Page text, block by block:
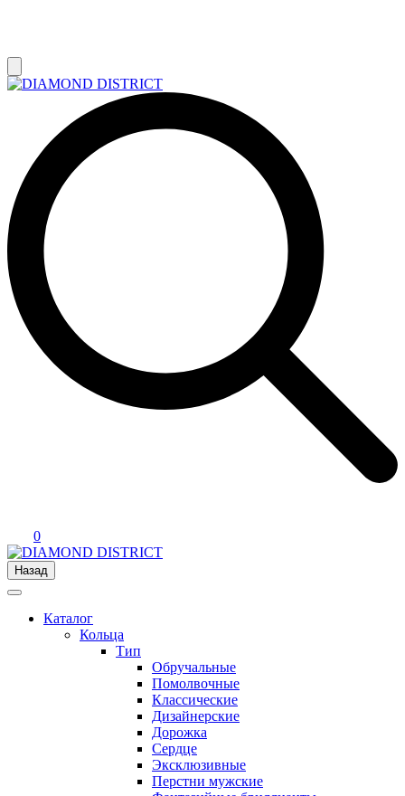
0
Назад
Каталог
Кольца
Тип
Обручальные
Помолвочные
Классические
Дизайнерские
Дорожка
Сердце
Эксклюзивные
Перстни мужские